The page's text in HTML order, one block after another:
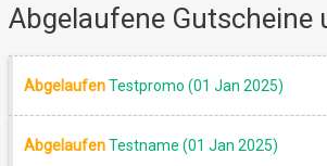
Abgelaufene Gutscheine
AbgelaufenTestpromo (01 Jan 2025)
AbgelaufenTestname (01 Jan 2025)